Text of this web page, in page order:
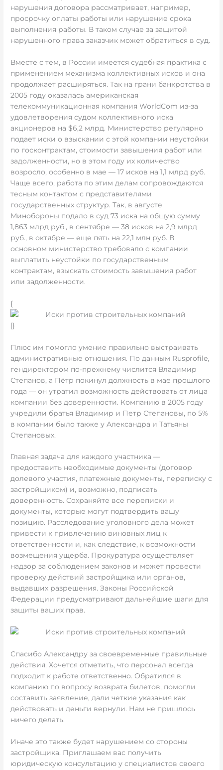
нарушения договора рассматривает, например,
просрочку оплаты работы или нарушение срока
выполнения работы. В таком случае за защитой
нарушенного права заказчик может обратиться в суд.
Вместе с тем, в России имеется судебная практика с
применением механизма коллективных исков и она
продолжает расширяться. Так на грани банкротства в
2005 году оказалась американская
телекоммуникационная компания WorldCom из-за
удовлетворения судом коллективного иска
акционеров на $6,2 млрд. Министерство регулярно
подает иски о взыскании с этой компании неустойки
по госконтрактам, стоимости завышения работ или
задолженности, но в этом году их количество
возросло, особенно в мае — 17 исков на 1,1 млрд руб.
Чаще всего, работа по этим делам сопровождаются
тесным контактом с представителями
государственных структур. Так, в августе
Минобороны подало в суд 73 иска на общую сумму
1,863 млрд руб., в сентябре — 38 исков на 2,9 млрд
руб., в октябре — еще пять на 22,1 млн руб. В
основном министерство требовало с компании
выплатить неустойки по государственным
контрактам, взыскать стоимость завышения работ
или задолженности.
{
|}
Плюс им помогло умение правильно выстраивать
административные отношения. По данным Rusprofile,
гендиректором по-прежнему числится Владимир
Степанов, а Пётр покинул должность в мае прошлого
года — он утратил возможность действовать от лица
компании без доверенности. Компанию в 2005 году
учредили братья Владимир и Петр Степановы, по 5%
в компании было также у Александра и Татьяны
Степановых.
Главная задача для каждого участника —
предоставить необходимые документы (договор
долевого участия, платежные документы, переписку с
застройщиком) и, возможно, подписать
доверенность. Сохраняйте все переписки и
документы, которые могут подтвердить вашу
позицию. Расследование уголовного дела может
привести к привлечению виновных лиц к
ответственности и, как следствие, к возможности
возмещения ущерба. Прокуратура осуществляет
надзор за соблюдением законов и может провести
проверку действий застройщика или органов,
выдавших разрешения. Законы Российской
Федерации предусматривают дальнейшие шаги для
защиты ваших прав.
Спасибо Александру за своевременные правильные
действия. Хочется отметить, что персонал всегда
подходит к работе ответственно. Обратился в
компанию по вопросу возврата билетов, помогли
составить заявление, дали четкие указания как
действовать и деньги вернули. Нам не пришлось
ничего делать.
Иначе это также будет нарушением со стороны
застройщика. Приглашаем вас получить
юридическую консультацию у специалистов своего